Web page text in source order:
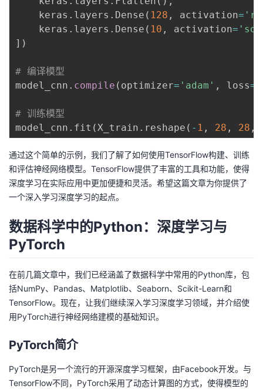
    keras
. layers . Dense ( 128 , activation=
    keras
. layers . Dense ( 10 , activation=
] )
# 编译模型
model_cnn . compile ( optimizer= 'adam' , loss=
# 训练模型
model_cnn . fit (X_train . reshape ( - 1 , 28 , 28 ,
通过这个简单的示例，我们了解了如何使用TensorFlow构建、训练
和评估神经网络模型。TensorFlow提供了丰富的工具和功能，使得
深度学习在实际应用中更加便捷和灵活。希望这篇文章为你提供了
一个深入学习深度学习的起点。
数据科学中的Python：深度学习与
PyTorch
在前几篇文章中，我们已经涵盖了数据科学中常用的Python库，包
括NumPy、Pandas、Matplotlib、Seaborn、Scikit-Learn和
TensorFlow。现在，让我们继续深入学习深度学习领域，并介绍使
用PyTorch进行神经网络建模的基础知识。
PyTorch简介
PyTorch是另一个流行的开源深度学习框架，由Facebook开发。与
TensorFlow不同，PyTorch采用了动态计算图的方式，使得模型的